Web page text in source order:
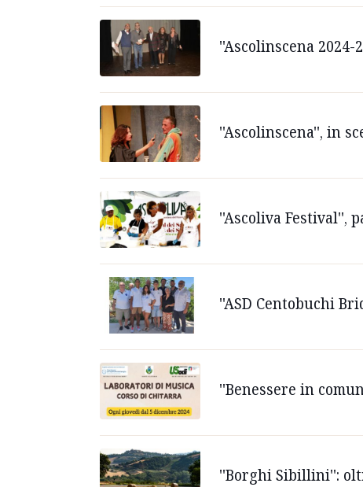
''Ascolinscena
''Ascolinscena'', in
''Ascoliva Festival'',
''ASD Centobuchi
''Benessere in
''Borghi Sibillini'':